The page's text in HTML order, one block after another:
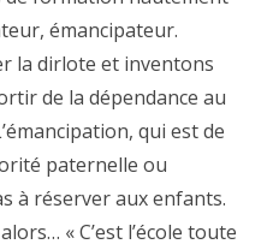
émancipateur.
la dirlote et inventons
de la dépendance au
qui est de
paternelle ou
à réserver aux enfants.
« C’est l’école toute